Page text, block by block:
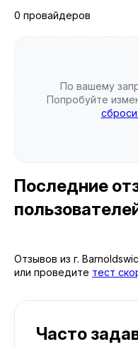
0 провайдеров
По вашему
Попробуйте
Последние
Отзывов из г.
или проведите тест
Часто